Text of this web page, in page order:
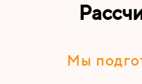
Мы